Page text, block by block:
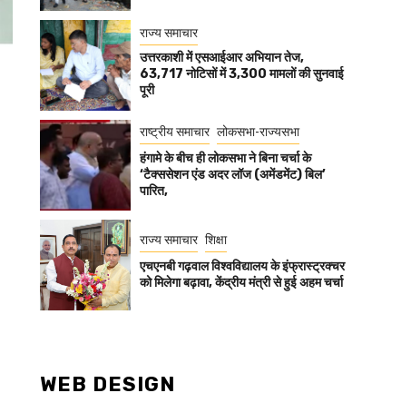
राज्य समाचार
उत्तरकाशी में एसआईआर अभियान तेज,
63,717 नोटिसों में 3,300 मामलों की सुनवाई
पूरी
राष्ट्रीय समाचार लोकसभा-राज्यसभा
हंगामे के बीच ही लोकसभा ने बिना चर्चा के
‘टैक्ससेशन एंड अदर लॉज (अमेंडमेंट) बिल’
पारित,
राज्य समाचार शिक्षा
एचएनबी गढ़वाल विश्वविद्यालय के इंफ्रास्ट्रक्चर
को मिलेगा बढ़ावा, केंद्रीय मंत्री से हुई अहम चर्चा
WEB DESIGN